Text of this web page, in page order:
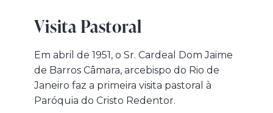
Visita Pastoral
Em abril de 1951, o Sr. Cardeal Dom Jaime
de Barros Câmara, arcebispo do Rio de
Janeiro faz a primeira visita pastoral à
Paróquia do Cristo Redentor.